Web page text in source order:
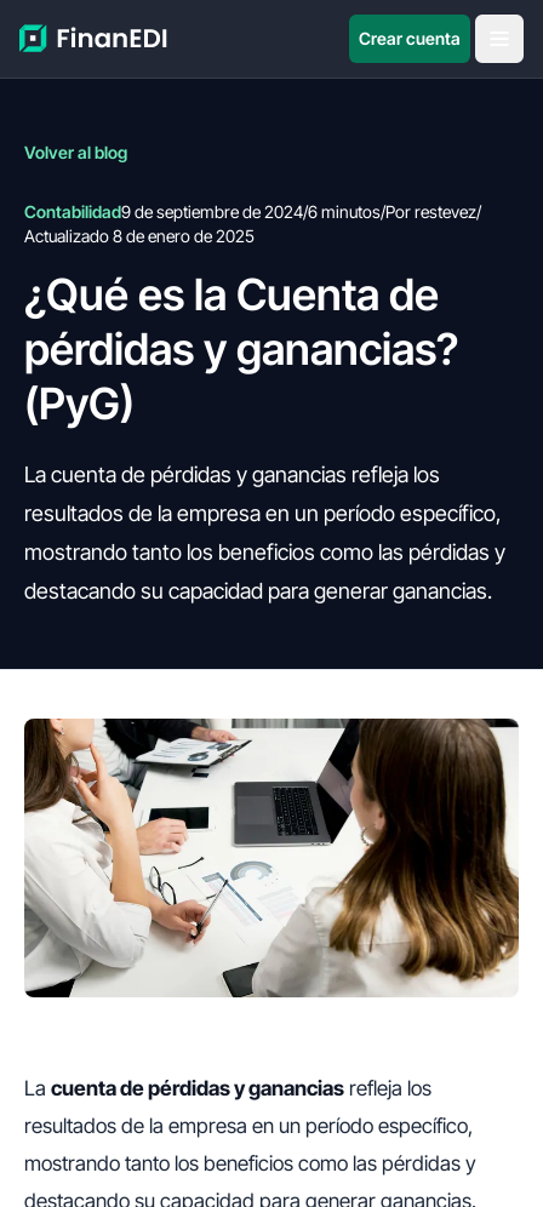
Crear cuenta
Volver al blog
Contabilidad9 de septiembre de 2024/6 minutos/Por restevez/
Actualizado 8 de enero de 2025
¿Qué es la Cuenta de
pérdidas y ganancias?
(PyG)
La cuenta de pérdidas y ganancias refleja los
resultados de la empresa en un período específico,
mostrando tanto los beneficios como las pérdidas y
destacando su capacidad para generar ganancias.
La cuenta de pérdidas y ganancias refleja los
resultados de la empresa en un período específico,
mostrando tanto los beneficios como las pérdidas y
destacando su capacidad para generar ganancias.